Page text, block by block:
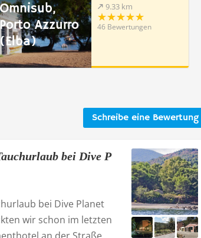
Omnisub,
Porto Azzurro
(Elba)
9.33 km
46 Bewertungen
Schreibe eine Bewertung
bei Dive P
bei Dive Planet
wir schon im letzten